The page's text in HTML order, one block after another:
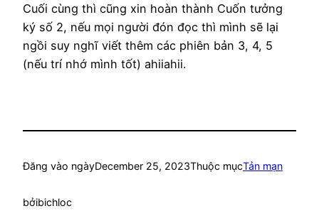
Cuối cùng thì cũng xin hoàn thành Cuốn tưởng
ký số 2, nếu mọi người đón đọc thì mình sẽ lại
ngồi suy nghĩ viết thêm các phiên bản 3, 4, 5
(nếu trí nhớ mình tốt) ahiiahii.
Đăng vào ngàyDecember 25, 2023Thuộc mụcTản mạn
bởibichloc